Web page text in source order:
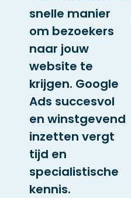
snelle manier
om bezoekers
naar jouw
website te
krijgen. Google
Ads succesvol
en winstgevend
inzetten vergt
tijd en
specialistische
kennis.